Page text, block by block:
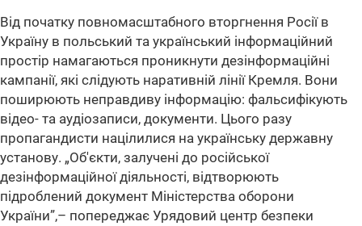
Від початку повномасштабного вторгнення Росії в
Україну в польський та український інформаційний
простір намагаються проникнути дезінформаційні
кампанії, які слідують наративній лінії Кремля. Вони
поширюють неправдиву інформацію: фальсифікують
відео- та аудіозаписи, документи. Цього разу
пропагандисти націлилися на українську державну
установу. „Об'єкти, залучені до російської
дезінформаційної діяльності, відтворюють
підроблений документ Міністерства оборони
України”,– попереджає Урядовий центр безпеки